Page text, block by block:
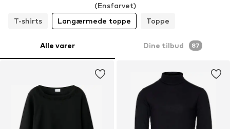
(Ensfarvet)
T-shirts
Langærmede toppe Toppe
Alle varer Dine tilbud 87